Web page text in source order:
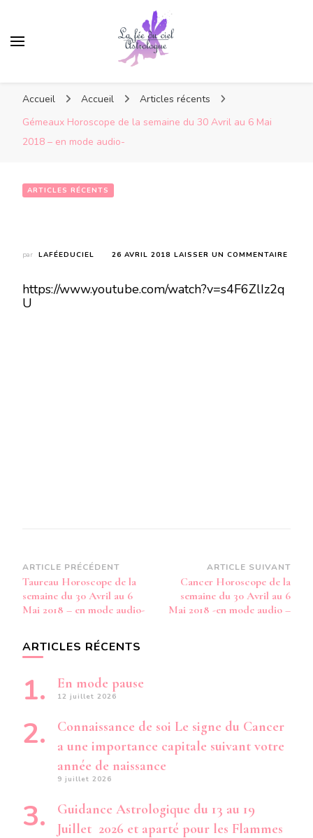
Accueil Accueil
Articles récents
Gémeaux Horoscope de la semaine du 30 Avril au 6 Mai
2018 – en mode audio-
ARTICLES RÉCENTS
par LAFÉEDUCIEL 26 AVRIL 2018 LAISSER UN COMMENTAIRE
https://www.youtube.com/watch?v=s4F6ZlIz2q
U
Navigation
d’article
ARTICLE PRÉCÉDENT
Taureau Horoscope de la
semaine du 30 Avril au 6
Mai 2018 – en mode audio-
ARTICLE SUIVANT
Cancer Horoscope de la
semaine du 30 Avril au 6
Mai 2018 -en mode audio –
ARTICLES RÉCENTS
En mode pause
12 juillet 2026
Connaissance de soi Le signe du Cancer
a une importance capitale suivant votre
année de naissance
9 juillet 2026
Guidance Astrologique du 13 au 19
Juillet 2026 et aparté pour les Flammes